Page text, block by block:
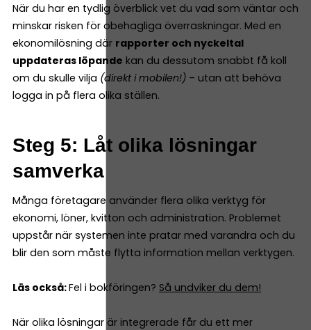
När du har en tydlig överblick vet du vad som väntar och
minskar risken för obehagliga överraskningar. Med en
ekonomilösning där rapporter och nyckeltal
uppdateras löpande kan du dessutom snabbt få koll
om du skulle vilja (direkt i mobilen!) – utan att behöva
logga in på flera olika ställen.
Steg 5: Låt olika lösningar
samverka
Många företagare använder flera olika verktyg för
ekonomi, löner, kvitton och administration. Problemet
uppstår när systemen inte pratar med varandra och du
blir den som måste flytta information mellan verktygen.
Läs också:Fel i bokföringen? Så undviker du dem!
När olika lösningar är integrerade får du ett mer